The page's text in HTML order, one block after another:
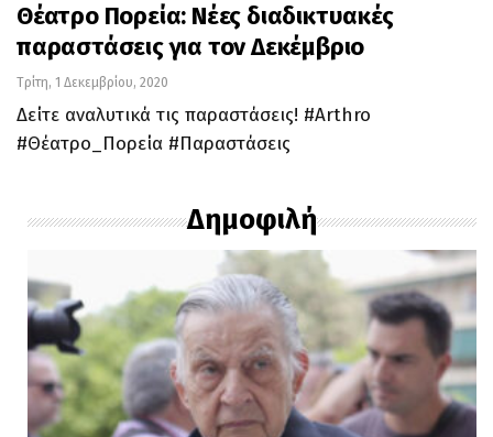
Θέατρο Πορεία: Νέες διαδικτυακές
παραστάσεις για τον Δεκέμβριο
Τρίτη, 1 Δεκεμβρίου, 2020
Δείτε αναλυτικά τις παραστάσεις! #Arthro
#Θέατρο_Πορεία #Παραστάσεις
Δημοφιλή